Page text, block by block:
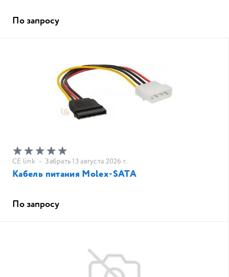
По запросу
CE link • Забрать 13 августа 2026 г.
Кабель питания Molex-SATA
По запросу